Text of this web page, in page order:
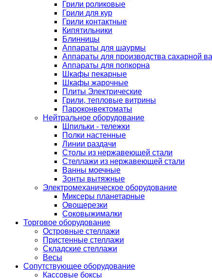
Грили роликовые
Грили для кур
Грили контактные
Кипятильники
Блинницы
Аппараты для шаурмы
Аппараты для производства сахарной
Аппараты для попкорна
Шкафы пекарные
Шкафы жарочные
Плиты Электрические
Грили, тепловые витрины
Пароконвектоматы
Нейтральное оборудование
Шпильки - тележки
Полки настенные
Линии раздачи
Столы из нержавеющей стали
Стеллажи из нержавеющей стали
Ванны моечные
Зонты вытяжные
Электромеханическое оборудование
Миксеры планетарные
Овощерезки
Соковыжималки
Торговое оборудование
Островные стеллажи
Пристенные стеллажи
Складские стеллажи
Весы
Сопутствующее оборудование
Кассовые боксы